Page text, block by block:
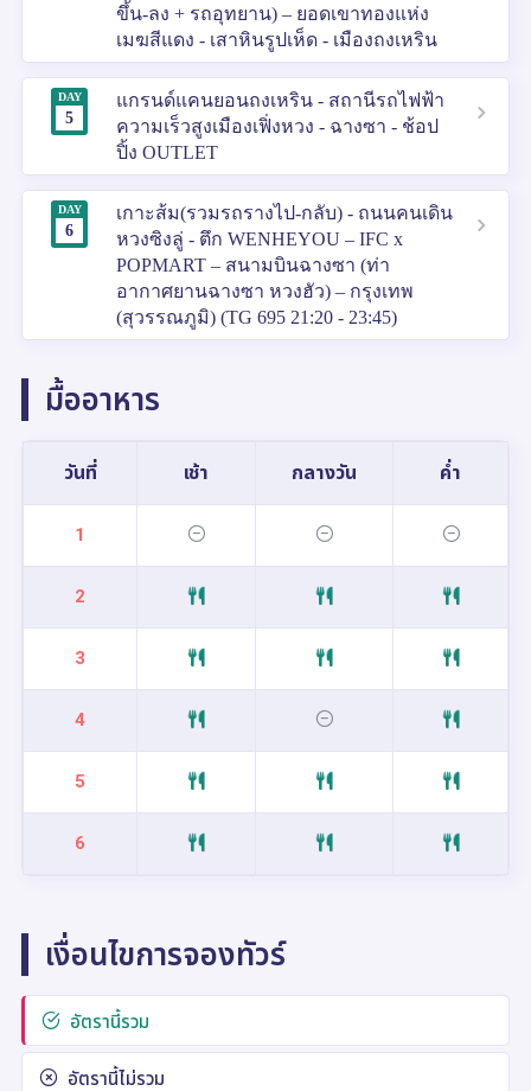
ขึ้น-ลง + รถอุทยาน) – ยอดเขาทองแห่ง
เมฆสีแดง - เสาหินรูปเห็ด - เมืองถงเหริน
DAY
5
แกรนด์แคนยอนถงเหริน - สถานีรถไฟฟ้า
ความเร็วสูงเมืองเฟิ่งหวง - ฉางซา - ช้อป
ปิ้ง OUTLET
DAY
6
เกาะส้ม(รวมรถรางไป-กลับ) - ถนนคนเดิน
หวงซิงลู่ - ตึก WENHEYOU – IFC x
POPMART – สนามบินฉางซา (ท่า
อากาศยานฉางซา หวงฮัว) – กรุงเทพ
(สุวรรณภูมิ) (TG 695 21:20 - 23:45)
มื้ออาหาร
วันที่ เช้า กลางวัน ค่ำ
1
2
3
4
5
6
เงื่อนไขการจองทัวร์
อัตรานี้รวม
อัตรานี้ไม่รวม